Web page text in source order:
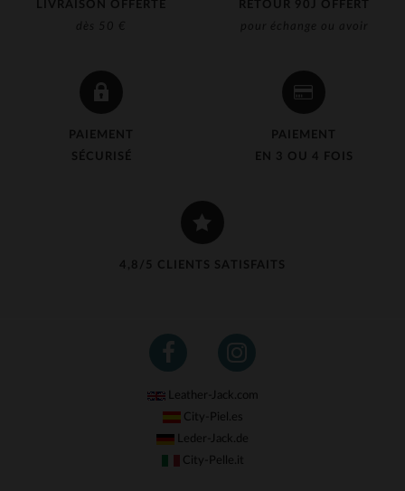
LIVRAISON OFFERTE
dès 50 €
RETOUR 90J OFFERT
pour échange ou avoir
PAIEMENT
SÉCURISÉ
PAIEMENT
EN 3 OU 4 FOIS
4,8/5 CLIENTS SATISFAITS
Leather-Jack.com
City-Piel.es
Leder-Jack.de
City-Pelle.it